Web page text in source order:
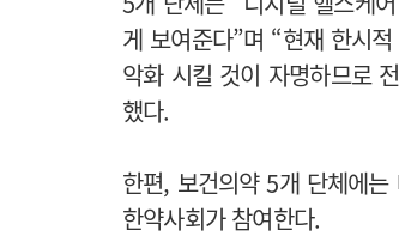
게 보여준다”며 “현재 한시
악화 시킬 것이 자명하므로
했다.
한편, 보건의약 5개 단체에
한약사회가 참여한다.